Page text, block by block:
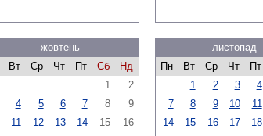
жовтень
Вт Ср Чт Пт Сб
Нд
1
2
4 5 6 7 8
9
11 12 13 14 15
16
листопад
Пн
Вт Ср Чт Пт
1
2 3 4
7
8 9 10 11
14
15 16 17 18